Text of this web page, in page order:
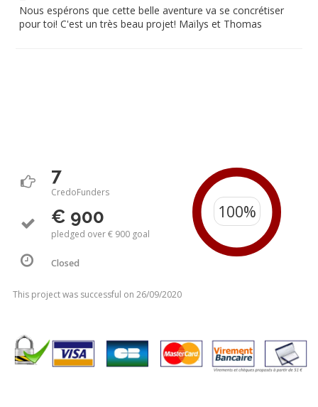
Nous espérons que cette belle aventure va se concrétiser
pour toi! C'est un très beau projet! Maïlys et Thomas
7
CredoFunders
€ 900
pledged over € 900 goal
Closed
This project was successful on 26/09/2020